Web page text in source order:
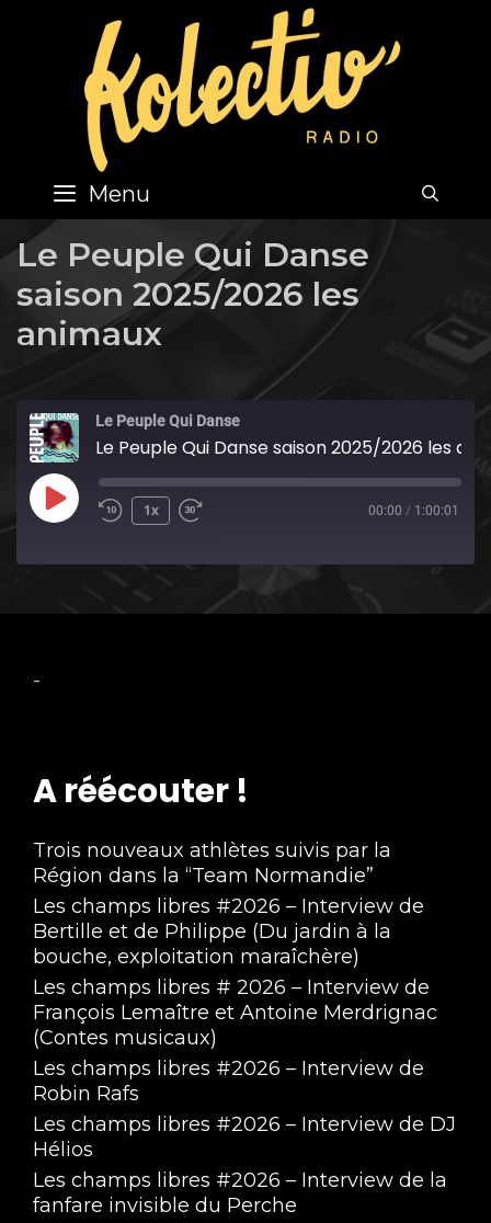
content
Menu
Le Peuple Qui Danse
saison 2025/2026 les
animaux
Le Peuple Qui Danse
Play
1x 00:00 / 1:00:01
-
A réécouter !
Trois nouveaux athlètes suivis par la
Région dans la “Team Normandie”
Les champs libres #2026 – Interview de
Bertille et de Philippe (Du jardin à la
bouche, exploitation maraîchère)
Les champs libres # 2026 – Interview de
François Lemaître et Antoine Merdrignac
(Contes musicaux)
Les champs libres #2026 – Interview de
Robin Rafs
Les champs libres #2026 – Interview de DJ
Hélios
Les champs libres #2026 – Interview de la
fanfare invisible du Perche